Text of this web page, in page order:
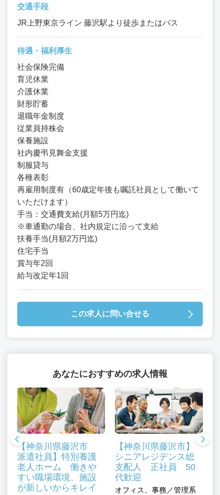
交通手段
JR上野東京ライン 藤沢駅より徒歩またはバス
待遇・福利厚生
社会保険完備
育児休業
介護休業
財形貯蓄
退職年金制度
従業員持株会
保養施設
社内慶弔見舞金支援
制服貸与
各種表彰
再雇用制度有（60歳定年後も嘱託社員として働いて
いただけます）
手当：交通費支給(月額5万円迄)
※車通勤の場合、社内規定に沿って支給
扶養手当(月額2万円迄)
住宅手当
賞与年2回
給与改定年1回
この求人に問い合せる
あなたにおすすめの求人情報
【神奈川県藤沢市
派遣社員】特別養護
老人ホーム 働きや
すい職場環境、施設
が新しいからキレイ
【神奈川県藤沢市】
シニアレジデンス総
支配人 正社員 50
代歓迎
オフィス、事務／管理系